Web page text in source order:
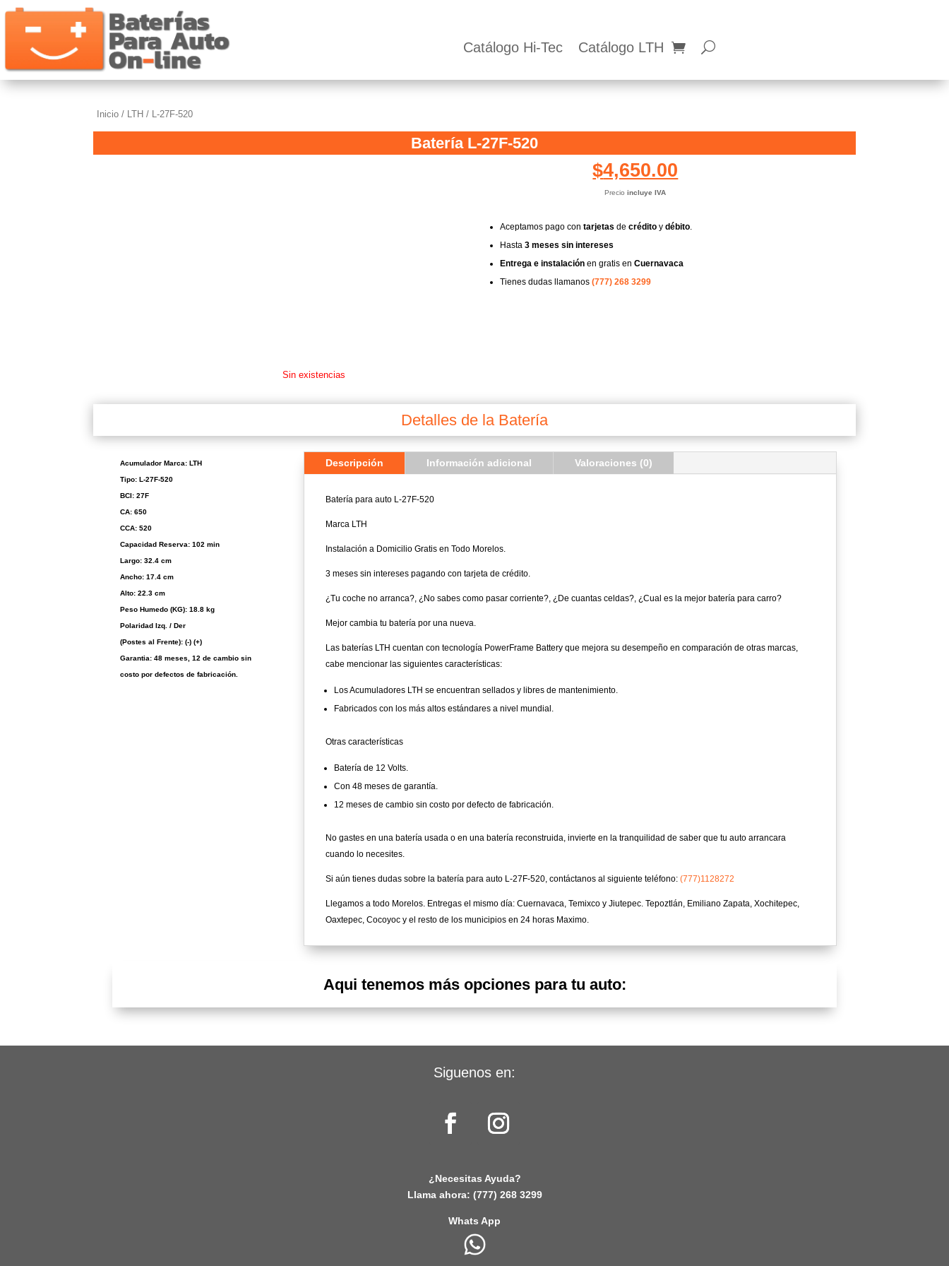
Catálogo Hi-Tec Catálogo LTH
Inicio / LTH / L-27F-520
Batería L-27F-520
Sin existencias
$4,650.00
Precioincluye IVA
Aceptamos pago con tarjetas de créditoy débito.
Hasta 3 meses sin intereses
Entrega e instalaciónen gratis en Cuernavaca
Tienes dudas llamanos (777) 268 3299
Detalles de la Batería
Acumulador Marca: LTH
Tipo: L-27F-520
BCI: 27F
CA: 650
CCA: 520
Capacidad Reserva: 102 min
Largo: 32.4 cm
Ancho: 17.4 cm
Alto: 22.3 cm
Peso Humedo (KG): 18.8 kg
Polaridad Izq. / Der
(Postes al Frente): (-) (+)
Garantia: 48 meses, 12 de cambio sin
costo por defectos de fabricación.
Descripción Información adicional Valoraciones (0)
Batería para auto L-27F-520
Marca LTH
Instalación a Domicilio Gratis en Todo Morelos.
3 meses sin intereses pagando con tarjeta de crédito.
¿Tu coche no arranca?, ¿No sabes como pasar corriente?, ¿De cuantas celdas?, ¿Cual es la mejor batería para carro?
Mejor cambia tu batería por una nueva.
Las baterías LTH cuentan con tecnología PowerFrame Battery que mejora su desempeño en comparación de otras marcas,
cabe mencionar las siguientes características:
Los Acumuladores LTH se encuentran sellados y libres de mantenimiento.
Fabricados con los más altos estándares a nivel mundial.
Otras características
Batería de 12 Volts.
Con 48 meses de garantía.
12 meses de cambio sin costo por defecto de fabricación.
No gastes en una batería usada o en una batería reconstruida, invierte en la tranquilidad de saber que tu auto arrancara
cuando lo necesites.
Si aún tienes dudas sobre la batería para auto L-27F-520, contáctanos al siguiente teléfono: (777)1128272
Llegamos a todo Morelos. Entregas el mismo día: Cuernavaca, Temixco y Jiutepec. Tepoztlán, Emiliano Zapata, Xochitepec,
Oaxtepec, Cocoyoc y el resto de los municipios en 24 horas Maximo.
Aqui tenemos más opciones para tu auto:
Siguenos en:
¿Necesitas Ayuda?
Llama ahora: (777) 268 3299
Whats App